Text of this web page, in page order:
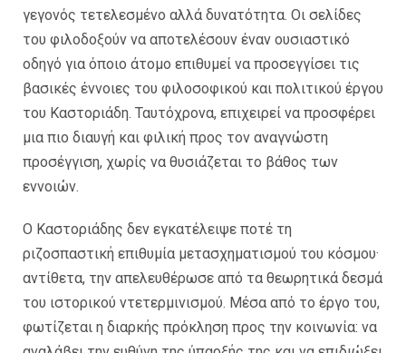
γεγονός τετελεσμένο αλλά δυνατότητα. Οι σελίδες
του φιλοδοξούν να αποτελέσουν έναν ουσιαστικό
οδηγό για όποιο άτομο επιθυμεί να προσεγγίσει τις
βασικές έννοιες του φιλοσοφικού και πολιτικού έργου
του Καστοριάδη. Ταυτόχρονα, επιχειρεί να προσφέρει
μια πιο διαυγή και φιλική προς τον αναγνώστη
προσέγγιση, χωρίς να θυσιάζεται το βάθος των
εννοιών.
Ο Καστοριάδης δεν εγκατέλειψε ποτέ τη
ριζοσπαστική επιθυμία μετασχηματισμού του κόσμου·
αντίθετα, την απελευθέρωσε από τα θεωρητικά δεσμά
του ιστορικού ντετερμινισμού. Μέσα από το έργο του,
φωτίζεται η διαρκής πρόκληση προς την κοινωνία: να